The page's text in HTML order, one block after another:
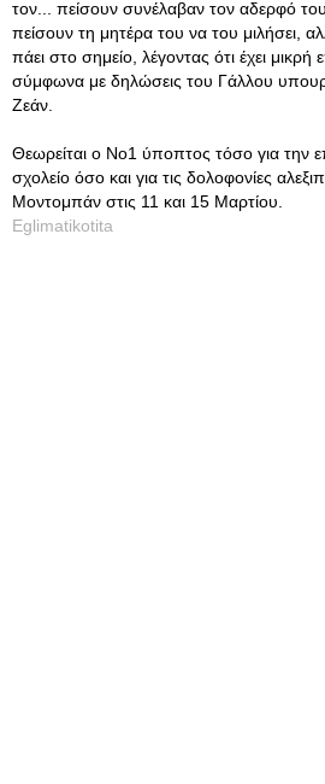
τον... πείσουν συνέλαβαν τον αδερφό
πείσουν τη μητέρα του να του μιλήσει,
πάει στο σημείο, λέγοντας ότι έχει μικρή
σύμφωνα με δηλώσεις του Γάλλου
Ζεάν.
Θεωρείται ο Νο1 ύποπτος τόσο για την
σχολείο όσο και για τις δολοφονίες
Μοντομπάν στις 11 και 15 Μαρτίου.
Eglimatikotita